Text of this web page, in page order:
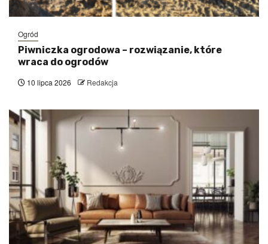
Ogród
Piwniczka ogrodowa – rozwiązanie, które
wraca do ogrodów
10 lipca 2026 Redakcja